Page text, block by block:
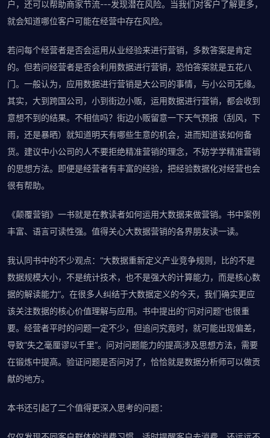
户，还可以帮助商家节流---发现潜在风险。当我们对客户了解更多，
就会知道哪位客户可能在经营中存在风险。
若问每个经营者是否会运用从业经验来进行营销，多数答案是肯定
的。但若问经营者是否会利用数据进行营销，恐怕答案就是五花八
门。一般认为，应用数据进行营销是大公司的事情，与小公司无缘。
其实，大到跨国公司，小到街边小贩，运用数据进行营销，都会收到
意想不到的结果。不相信吗？街边小贩留意一下天气预报（刮风，下
雨，还是暴晒）就知道明天有哪些生意的机会，进而知道该如何备
货。建议中小公司的人不要拒绝精准营销的理念，不妨学学精准营销
的思想方法。即便是经营者有丰富的经验，把经验数据化对经营也会
很有帮助。
《颠覆营销》一书就是在教读者如何运用大数据来做营销。书中案例
丰富、语言可读性强。值得关心大数据营销的各界朋友读一读。
我认同书中的不少观点：“大数据重新定义产业竞争规则，比的不是
数据规模大小，不是统计技术，也不是强大的计算能力，而是核心数
据的解读能力”。在很多人纠结于大数据定义的今天，我们确实更应
该关注数据的核心价值理解与应用。书中提出的“问对问题”也很重
要。经营者平时的问题一定不少，但追问究竟时，就可能出现偏差，
导致“失之毫厘谬以千里”。问对问题能力的提高涉及思想方法，需要
在锻炼中提高。验证问题是否问对了，恰恰就是数据分析师可以做贡
献的地方。
本书还引起了二个值得更深入思考的问题：